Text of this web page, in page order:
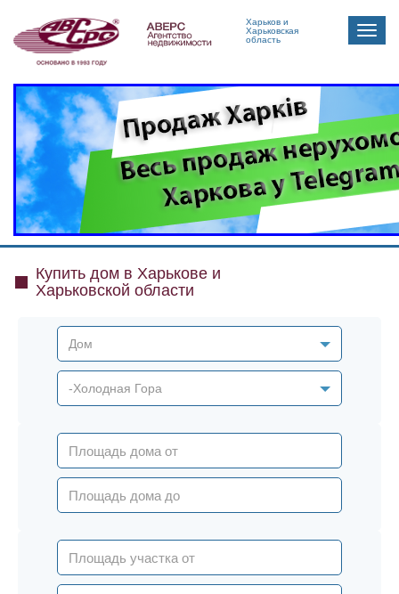
Харьков и
Харьковская
область
Toggle
Купить дом в Харькове и
Харьковской области
Дом
-Холодная Гора